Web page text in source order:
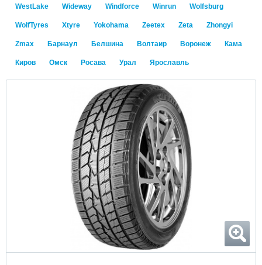
WestLake Wideway Windforce Winrun Wolfsburg
WolfTyres Xtyre Yokohama Zeetex Zeta Zhongyi
Zmax Барнаул Белшина Волтаир Воронеж Кама
Киров Омск Росава Урал Ярославль